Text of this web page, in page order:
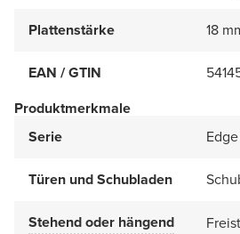
Plattenstärke 18
EAN / GTIN
Produktmerkmale
Serie
Edge
Türen und Schubladen
Stehend oder hängend